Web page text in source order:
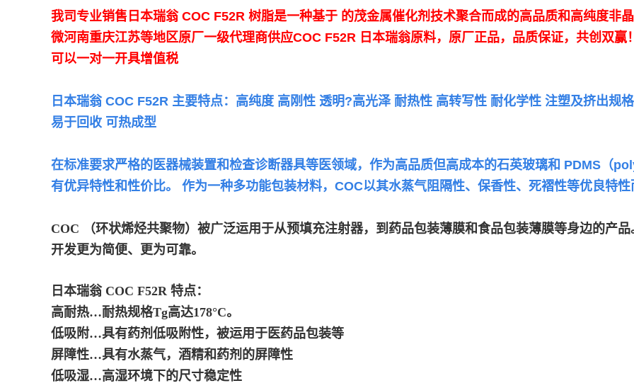
我司专业销售日本瑞翁 COC F52R 树脂是一种基于 的茂金属催化剂技术聚合而成的高品质和高纯度非
微河南重庆江苏等地区原厂一级代理商供应COC F52R 日本瑞翁原料，原厂正品，品质保证，共创双赢
可以一对一开具增值税
日本瑞翁 COC F52R 主要特点：高纯度 高刚性 透明?高光泽 耐热性 高转写性 耐化学性 注塑及挤出规
易于回收 可热成型
在标准要求严格的医器械装置和检查诊断器具等医领域，作为高品质但高成本的石英玻璃和 PDMS（
有优异特性和性价比。 作为一种多功能包装材料，COC以其水蒸气阻隔性、保香性、死褶性等优良特
COC （环状烯烃共聚物）被广泛运用于从预填充注射器，到药品包装薄膜和食品包装薄膜等身边的产
开发更为简便、更为可靠。
日本瑞翁 COC F52R 特点：
高耐热…耐热规格Tg高达178°C。
低吸附…具有药剂低吸附性，被运用于医药品包装等
屏障性…具有水蒸气，酒精和药剂的屏障性
低吸湿…高湿环境下的尺寸稳定性